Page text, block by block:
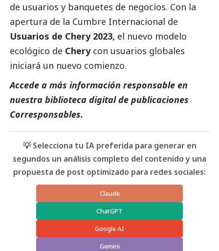
de usuarios y banquetes de negocios. Con la
apertura de la Cumbre Internacional de
Usuarios de Chery 2023, el nuevo modelo
ecológico de Chery con usuarios globales
iniciará un nuevo comienzo.
Accede a más información responsable en
nuestra biblioteca digital de publicaciones
Corresponsables.
💡 Selecciona tu IA preferida para generar en
segundos un análisis completo del contenido y una
propuesta de post optimizado para redes sociales:
Claude
ChatGPT
Google AI
Gemini